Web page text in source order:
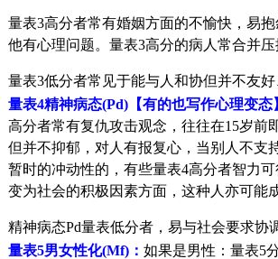
量表3高分者常有婚姻方面的不愉快，易
他有心理问题。量表3高分的病人常合并
量表3低分者常见于能与人和协但并不友
量表4精神病态(Pd)【有的也写作心理变态
高分者常有复仇攻击观念，往往在15岁前
但并不抑郁，对人有报复心，当别人不支
暂时的冲动性的，有些量表4高分者智力
变为社会的积极因素方面，这种人亦可能
精神病态Pd量表低分者，易与社会要求协
量表5男女性化(Mf)： 如果是男性：量表5